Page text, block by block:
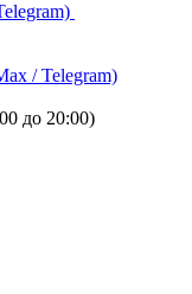
/ Telegram)
до 20:00)